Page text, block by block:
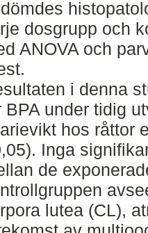
dosgrupp och
ANOVA och
i denna
BPA under tidig
hos råttor
Inga
de
lutea (CL),